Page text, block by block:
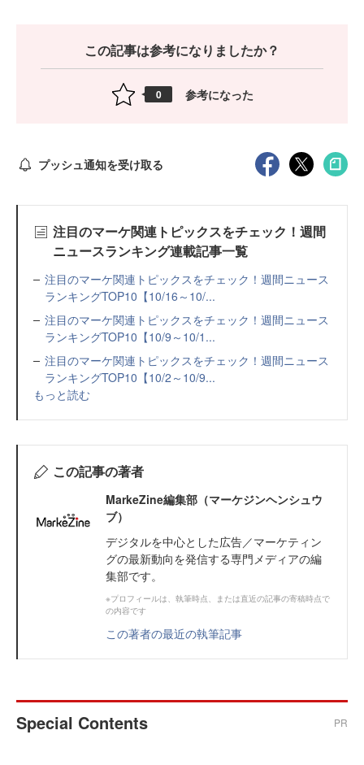
この記事は参考になりましたか？
0 参考になった
プッシュ通知を受け取る
注目のマーケ関連トピックスをチェック！週間
ニュースランキング連載記事一覧
注目のマーケ関連トピックスをチェック！週間ニュース
ランキングTOP10【10/16～10/...
注目のマーケ関連トピックスをチェック！週間ニュース
ランキングTOP10【10/9～10/1...
注目のマーケ関連トピックスをチェック！週間ニュース
ランキングTOP10【10/2～10/9...
もっと読む
この記事の著者
MarkeZine編集部（マーケジンヘンシュウ
ブ）
デジタルを中心とした広告／マーケティン
グの最新動向を発信する専門メディアの編
集部です。
※プロフィールは、執筆時点、または直近の記事の寄稿時点で
の内容です
この著者の最近の執筆記事
Special Contents PR